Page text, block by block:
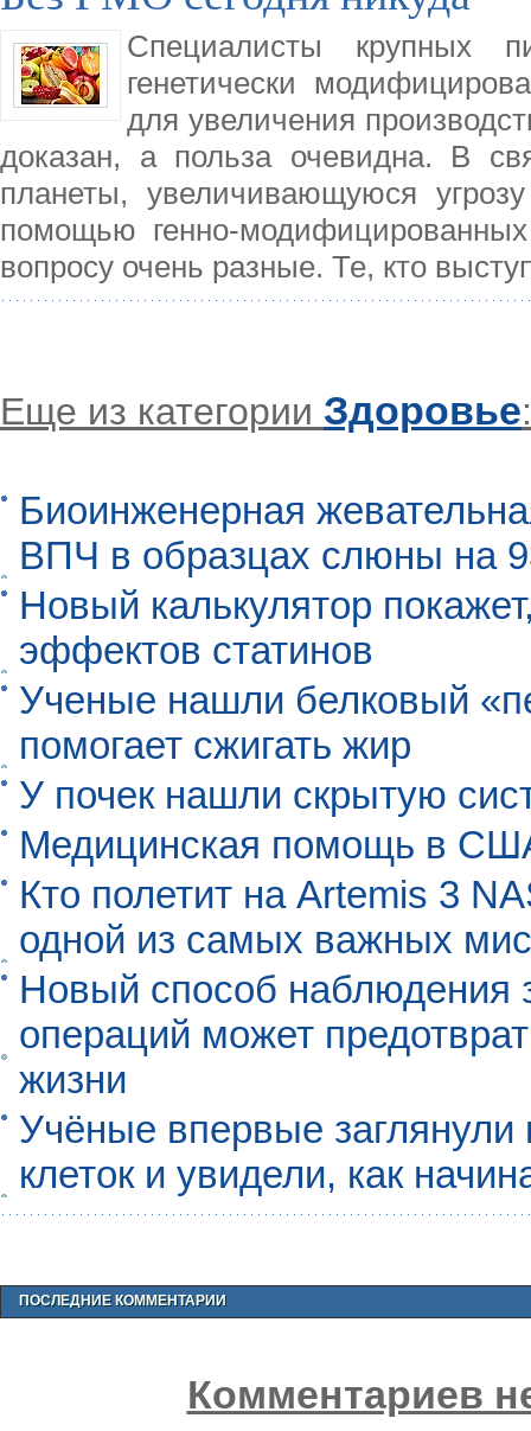
Специалисты крупных
генетически
для увеличения
доказан, а польза очевидна. В
планеты, увеличивающуюся
помощью генно-
вопросу очень разные. Те, кто
Еще из категории Здоровье:
Биоинженерная
ВПЧ в образцах слюны на
Новый калькулятор
эффектов статинов
Ученые нашли белковый
помогает сжигать жир
У почек нашли скрытую
Медицинская помощь в
Кто полетит на Artemis 3
одной из самых важных
Новый способ наблюдения
операций может
жизни
Учёные впервые
клеток и увидели, как
ПОСЛЕДНИЕ КОММЕНТАРИИ
Комментариев